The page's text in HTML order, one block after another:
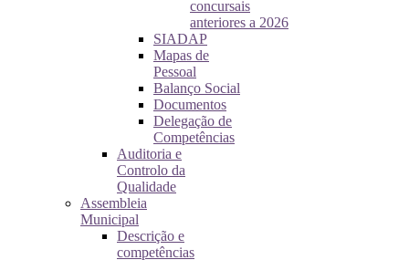
concursais
anteriores a 2026
SIADAP
Mapas de
Pessoal
Balanço Social
Documentos
Delegação de
Competências
Auditoria e
Controlo da
Qualidade
Assembleia
Municipal
Descrição e
competências